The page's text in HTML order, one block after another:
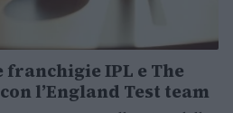
IPL e The
l’England Test team